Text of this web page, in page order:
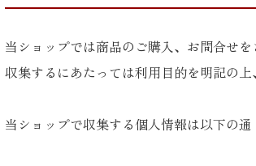
当ショップでは商品のご購入、お問合せ
収集するにあたっては利用目的を明記の上
当ショップで収集する個人情報は以下の通